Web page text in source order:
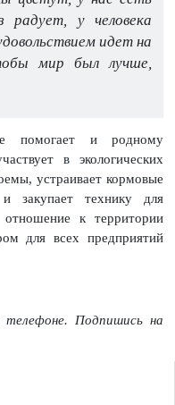
радует, у человека
идет на
мир был лучше,
помогает и родному
в экологических
устраивает кормовые
закупает технику для
к территории
для всех предприятий
Подпишись на